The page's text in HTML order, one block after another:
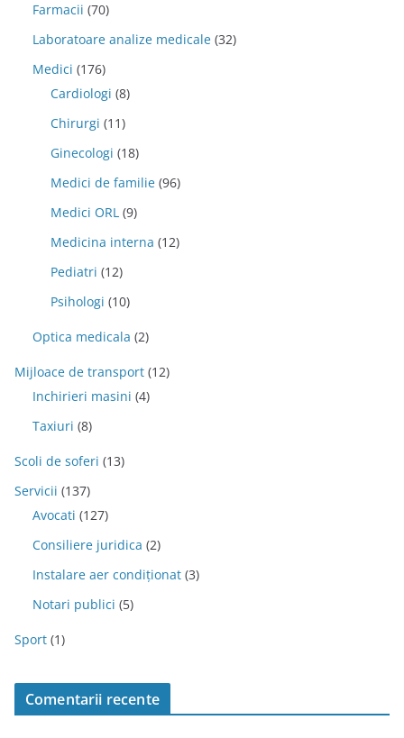
Farmacii (70)
Laboratoare analize medicale (32)
Medici (176)
Cardiologi (8)
Chirurgi (11)
Ginecologi (18)
Medici de familie (96)
Medici ORL (9)
Medicina interna (12)
Pediatri (12)
Psihologi (10)
Optica medicala (2)
Mijloace de transport (12)
Inchirieri masini (4)
Taxiuri (8)
Scoli de soferi (13)
Servicii (137)
Avocati (127)
Consiliere juridica (2)
Instalare aer condiționat (3)
Notari publici (5)
Sport (1)
Comentarii recente